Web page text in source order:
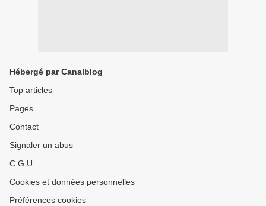
Hébergé par Canalblog
Top articles
Pages
Contact
Signaler un abus
C.G.U.
Cookies et données personnelles
Préférences cookies